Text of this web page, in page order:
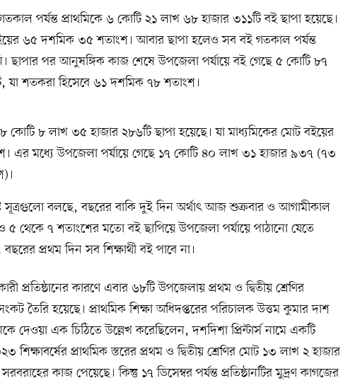
পর্যন্ত প্রাথমিকে ৬ কোটি ২১ লাখ ৬৮ হাজার ৩১১টি বই ছাপা হয়েছে।
৬৫ দশমিক ৩৫ শতাংশ। আবার ছাপা হলেও সব বই গতকাল পর্যন্ত
ছাপার পর আনুষঙ্গিক কাজ শেষে উপজেলা পর্যায়ে বই গেছে ৫ কোটি ৮৭
যা শতকরা হিসেবে ৬১ দশমিক ৭৮ শতাংশ।
কোটি ৮ লাখ ৩৫ হাজার ২৮৬টি ছাপা হয়েছে। যা মাধ্যমিকের মোট বইয়ের
এর মধ্যে উপজেলা পর্যায়ে গেছে ১৭ কোটি ৪০ লাখ ৩১ হাজার ৯৩৭ (৭৩
সূত্রগুলো বলছে, বছরের বাকি দুই দিন অর্থাৎ আজ শুক্রবার ও আগামীকাল
থেকে ৭ শতাংশের মতো বই ছাপিয়ে উপজেলা পর্যায়ে পাঠানো যেতে
প্রথম দিন সব শিক্ষার্থী বই পাবে না।
প্রতিষ্ঠানের কারণে এবার ৬৮টি উপজেলায় প্রথম ও দ্বিতীয় শ্রেণির
সংকট তৈরি হয়েছে। প্রাথমিক শিক্ষা অধিদপ্তরের পরিচালক উত্তম কুমার দাশ
দেওয়া এক চিঠিতে উল্লেখ করেছিলেন, দশদিশা প্রিন্টার্স নামে একটি
শিক্ষাবর্ষের প্রাথমিক স্তরের প্রথম ও দ্বিতীয় শ্রেণির মোট ১৩ লাখ ২ হাজার
কাজ পেয়েছে। কিন্তু ১৭ ডিসেম্বর পর্যন্ত প্রতিষ্ঠানটির মুদ্রণ কাগজের